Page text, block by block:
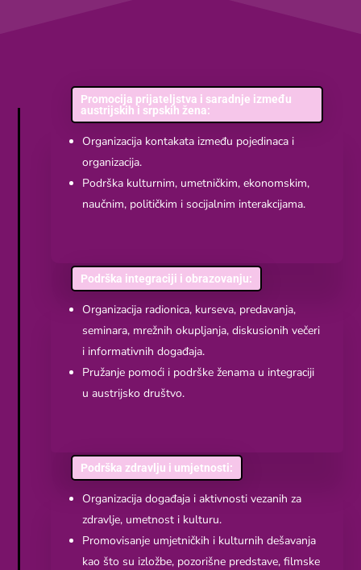
Promocija prijateljstva i saradnje između
austrijskih i srpskih žena:
Organizacija kontakata između pojedinaca i
organizacija.
Podrška kulturnim, umetničkim, ekonomskim,
naučnim, političkim i socijalnim interakcijama.
Podrška integraciji i obrazovanju:
Organizacija radionica, kurseva, predavanja,
seminara, mrežnih okupljanja, diskusionih večeri
i informativnih događaja.
Pružanje pomoći i podrške ženama u integraciji
u austrijsko društvo.
Podrška zdravlju i umjetnosti:
Organizacija događaja i aktivnosti vezanih za
zdravlje, umetnost i kulturu.
Promovisanje umjetničkih i kulturnih dešavanja
kao što su izložbe, pozorišne predstave, filmske